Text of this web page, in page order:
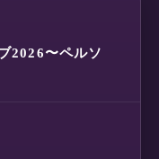
2026〜ペルソ